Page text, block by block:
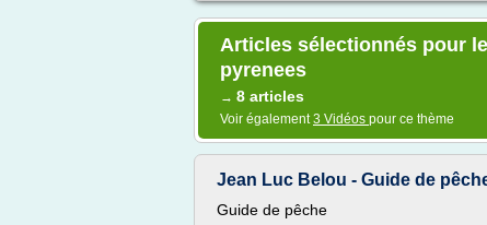
Articles sélectionnés pour
pyrenees
→ 8 articles
Voir également3 Vidéos pour ce thème
Jean Luc Belou - Guide de
Guide de pêche